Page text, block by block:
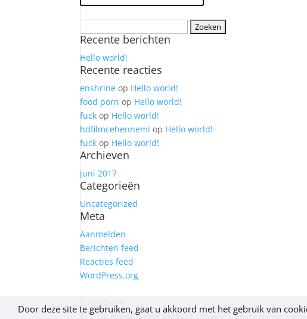
Door deze site te gebruiken, gaat u akkoord met het gebruik van
naar:
Recente berichten
Hello world!
Recente reacties
enshrine op Hello world!
food porn op Hello world!
fuck op Hello world!
hdfilmcehennemi op Hello world!
fuck op Hello world!
Archieven
juni 2017
Categorieën
Uncategorized
Meta
Aanmelden
Berichten feed
Reacties feed
WordPress.org
Facebook
© 2026 Bouwbedrijf BM&D | Privacy|Made by